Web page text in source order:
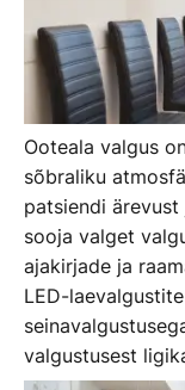
Ooteala valgus
sõbraliku
patsiendi
sooja valget
ajakirjade ja
LED-
valgustusest